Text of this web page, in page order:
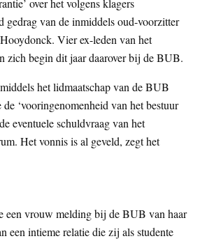
gedrag van de inmiddels oud-voorzitter
Vier ex-leden van het
zich begin dit jaar daarover bij de BUB.
het lidmaatschap van de BUB
‘vooringenomenheid van het bestuur
eventuele schuldvraag van het
Het vonnis is al geveld, zegt het
een vrouw melding bij de BUB van haar
een intieme relatie die zij als studente